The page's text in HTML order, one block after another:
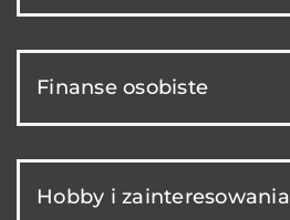
Finanse osobiste
Hobby i zainteresowania